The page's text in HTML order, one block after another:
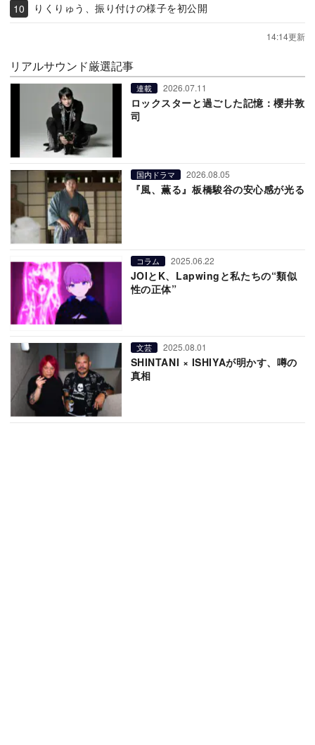
りくりゅう、振り付けの様子を初公開
14:14更新
リアルサウンド厳選記事
連載 2026.07.11
ロックスターと過ごした記憶：櫻井敦
司
国内ドラマ 2026.08.05
『風、薫る』板橋駿谷の安心感が光る
コラム 2025.06.22
JOIとK、Lapwingと私たちの“類似
性の正体”
文芸 2025.08.01
SHINTANI × ISHIYAが明かす、噂の
真相